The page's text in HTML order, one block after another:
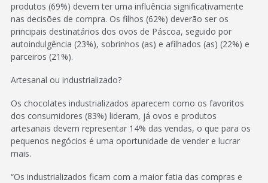
produtos (69%) devem ter uma influência significativamente
nas decisões de compra. Os filhos (62%) deverão ser os
principais destinatários dos ovos de Páscoa, seguido por
autoindulgência (23%), sobrinhos (as) e afilhados (as) (22%) e
parceiros (21%).
Artesanal ou industrializado?
Os chocolates industrializados aparecem como os favoritos
dos consumidores (83%) lideram, já ovos e produtos
artesanais devem representar 14% das vendas, o que para os
pequenos negócios é uma oportunidade de vender e lucrar
mais.
“Os industrializados ficam com a maior fatia das compras e